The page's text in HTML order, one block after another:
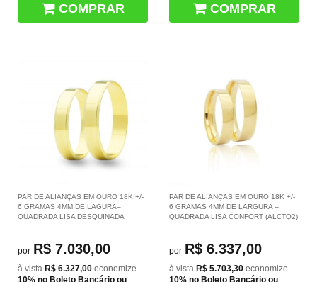
COMPRAR COMPRAR
PAR DE ALIANÇAS EM OURO 18K +/-
6 GRAMAS 4MM DE LAGURA–
QUADRADA LISA DESQUINADA
por R$ 7.030,00
à vista R$ 6.327,00 economize
10% no Boleto Bancário ou
PAR DE ALIANÇAS EM OURO 18K +/-
6 GRAMAS 4MM DE LARGURA –
QUADRADA LISA CONFORT (ALCTQ2)
por R$ 6.337,00
à vista R$ 5.703,30 economize
10% no Boleto Bancário ou